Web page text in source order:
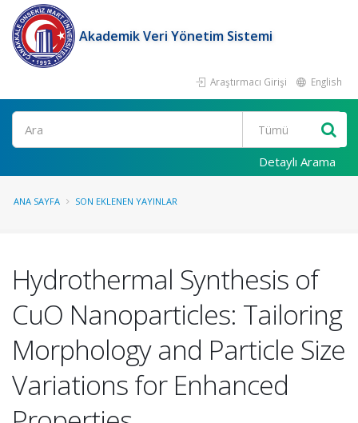
Akademik Veri Yönetim Sistemi
Araştırmacı Girişi English
Ara
Detaylı Arama
ANA SAYFA SON EKLENEN YAYINLAR
Hydrothermal Synthesis of
CuO Nanoparticles: Tailoring
Morphology and Particle Size
Variations for Enhanced